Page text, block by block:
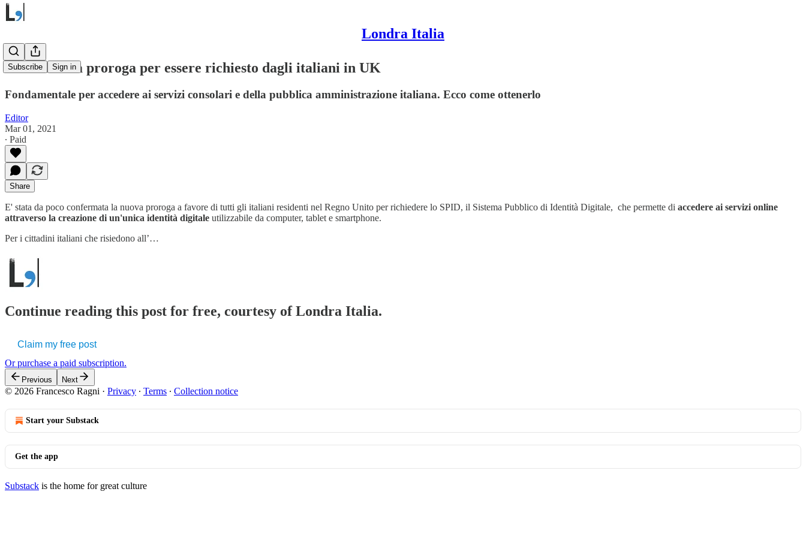
Londra Italia
Subscribe Sign in
SPID: nuova proroga per essere richiesto dagli italiani in UK
Fondamentale per accedere ai servizi consolari e della pubblica amministrazione italiana. Ecco come ottenerlo
Editor
Mar 01, 2021
∙ Paid
Share
E' stata da poco confermata la nuova proroga a favore di tutti gli italiani residenti nel Regno Unito per richiedere lo SPID, il Sistema Pubblico di Identità Digitale, che permette di accedere ai servizi online
attraverso la creazione di un'unica identità digitale utilizzabile da computer, tablet e smartphone.
Per i cittadini italiani che risiedono all’…
Continue reading this post for free, courtesy of Londra Italia.
Claim my free post
Or purchase a paid subscription.
Previous Next
© 2026 Francesco Ragni · Privacy ∙ Terms ∙ Collection notice
Start your Substack
Get the app
Substack is the home for great culture